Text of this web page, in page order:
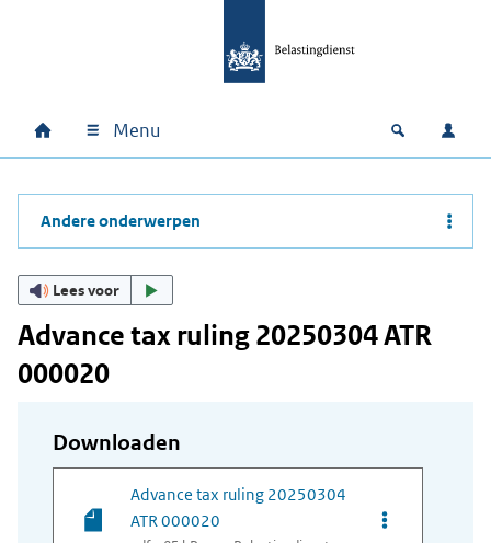
Hoofdnavigatie
Home Menu Open
Andere onderwerpen
Lees voor
Advance tax ruling 20250304 ATR
000020
Downloaden
Advance tax ruling 20250304
ATR 000020
Opties van